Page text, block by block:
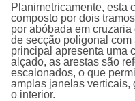
Planimetricamente, esta
composto por dois
por abóbada em
de secção poligonal
principal apresenta uma
alçado, as arestas são
escalonados, o que
amplas janelas verticais,
o interior.